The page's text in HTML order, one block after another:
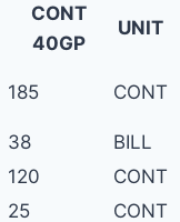
CONT
40GP
UNIT
185 CONT
38
BILL
120
CONT
25 CONT